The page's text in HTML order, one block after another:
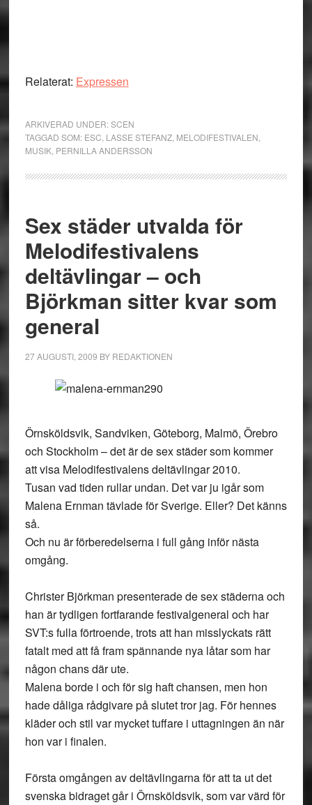
Relaterat: Expressen
ARKIVERAD UNDER:SCEN
TAGGAD SOM: ESC LASSE STEFANZ, MELODIFESTIVALEN
MUSIK, PERNILLA ANDERSSON
Sex städer utvalda för
Melodifestivalens
deltävlingar – och
Björkman sitter kvar som
general
27 AUGUSTI, 2009 BY REDAKTIONEN
Örnsköldsvik, Sandviken, Göteborg, Malmö, Örebro
och Stockholm – det är de sex städer som kommer
att visa Melodifestivalens deltävlingar 2010.
Tusan vad tiden rullar undan. Det var ju igår som
Malena Ernman tävlade för Sverige. Eller? Det känns
så.
Och nu är förberedelserna i full gång inför nästa
omgång.
Christer Björkman presenterade de sex städerna och
han är tydligen fortfarande festivalgeneral och har
SVT:s fulla förtroende, trots att han misslyckats rätt
fatalt med att få fram spännande nya låtar som har
någon chans där ute.
Malena borde i och för sig haft chansen, men hon
hade dåliga rådgivare på slutet tror jag. För hennes
kläder och stil var mycket tuffare i uttagningen än när
hon var i finalen.
Första omgången av deltävlingarna för att ta ut det
svenska bidraget går i Örnsköldsvik, som var värd för